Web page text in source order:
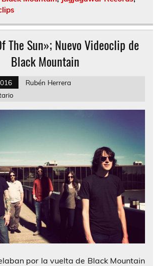
The Sun»; Nuevo Videoclip de
Black Mountain
Rubén Herrera
por la vuelta de Black Mountain